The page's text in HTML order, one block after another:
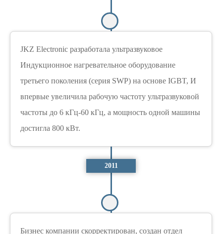
JKZ Electronic разработала ультразвуковое
Индукционное нагревательное оборудование
третьего поколения (серия SWP) на основе IGBT, И
впервые увеличила рабочую частоту ультразвуковой
частоты до 6 кГц-60 кГц, а мощность одной машины
достигла 800 кВт.
2011
Бизнес компании скорректирован, создан отдел